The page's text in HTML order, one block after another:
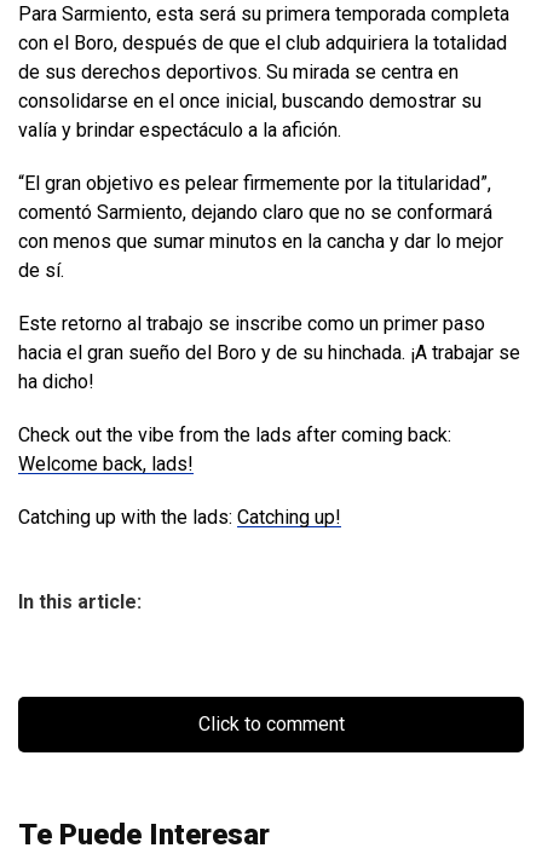
Para Sarmiento, esta será su primera temporada completa
con el Boro, después de que el club adquiriera la totalidad
de sus derechos deportivos. Su mirada se centra en
consolidarse en el once inicial, buscando demostrar su
valía y brindar espectáculo a la afición.
“El gran objetivo es pelear firmemente por la titularidad”,
comentó Sarmiento, dejando claro que no se conformará
con menos que sumar minutos en la cancha y dar lo mejor
de sí.
Este retorno al trabajo se inscribe como un primer paso
hacia el gran sueño del Boro y de su hinchada. ¡A trabajar se
ha dicho!
Check out the vibe from the lads after coming back:
Welcome back, lads!
Catching up with the lads: Catching up!
In this article:
Click to comment
Te Puede Interesar